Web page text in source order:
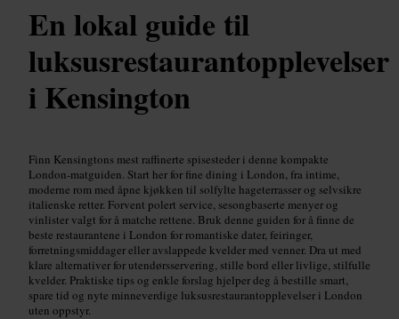
En lokal guide til
luksusrestaurantopplevelser
i Kensington
Finn Kensingtons mest raffinerte spisesteder i denne kompakte
London-matguiden. Start her for fine dining i London, fra intime,
moderne rom med åpne kjøkken til solfylte hageterrasser og selvsikre
italienske retter. Forvent polert service, sesongbaserte menyer og
vinlister valgt for å matche rettene. Bruk denne guiden for å finne de
beste restaurantene i London for romantiske dater, feiringer,
forretningsmiddager eller avslappede kvelder med venner. Dra ut med
klare alternativer for utendørsservering, stille bord eller livlige, stilfulle
kvelder. Praktiske tips og enkle forslag hjelper deg å bestille smart,
spare tid og nyte minneverdige luksusrestaurantopplevelser i London
uten oppstyr.